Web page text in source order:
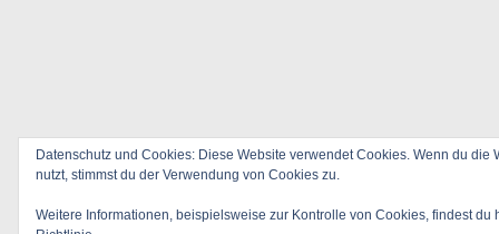
Datenschutz und Cookies: Diese Website verwendet Cookies. Wenn du die
nutzt, stimmst du der Verwendung von Cookies zu.
Weitere Informationen, beispielsweise zur Kontrolle von Cookies, findest du